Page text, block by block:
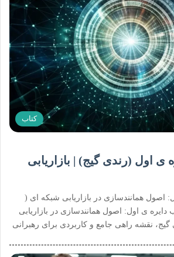
کتاب
ی اول (رندی گیج) | بازاریابی
اصول همانندسازی در بازاریابی شبکه ای (
دایره ی اول: اصول همانندسازی در بازاریابی
نقشه راهی جامع و کاربردی برای رهبرانی